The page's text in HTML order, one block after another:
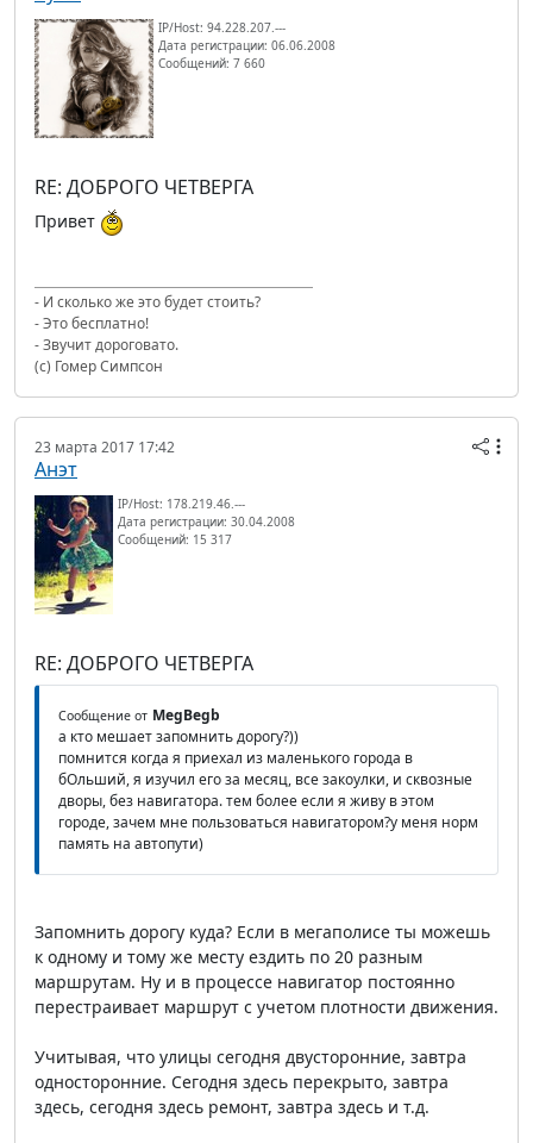
IP/Host: 94.228.207.---
Дата регистрации: 06.06.2008
Сообщений: 7 660
RE: ДОБРОГО ЧЕТВЕРГА
Привет
- И сколько же это будет стоить?
- Это бесплатно!
- Звучит дороговато.
(с) Гомер Симпсон
23 марта 2017 17:42
Анэт
IP/Host: 178.219.46.---
Дата регистрации: 30.04.2008
Сообщений: 15 317
RE: ДОБРОГО ЧЕТВЕРГА
Сообщение от MegBegb
а кто мешает запомнить дорогу?))
помнится когда я приехал из маленького города в
бОльший, я изучил его за месяц, все закоулки, и сквозные
дворы, без навигатора. тем более если я живу в этом
городе, зачем мне пользоваться навигатором?у меня норм
память на автопути)
Запомнить дорогу куда? Если в мегаполисе ты можешь
к одному и тому же месту ездить по 20 разным
маршрутам. Ну и в процессе навигатор постоянно
перестраивает маршрут с учетом плотности движения.
Учитывая, что улицы сегодня двусторонние, завтра
односторонние. Сегодня здесь перекрыто, завтра
здесь, сегодня здесь ремонт, завтра здесь и т.д.